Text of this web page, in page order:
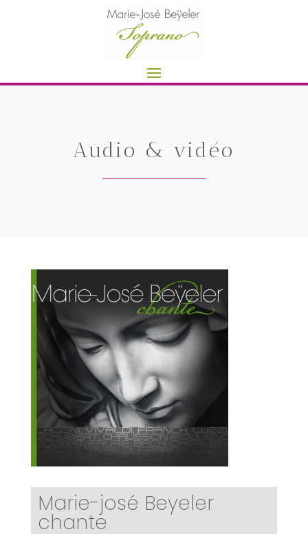
Audio & vidéo
Marie-josé Beyeler
chante